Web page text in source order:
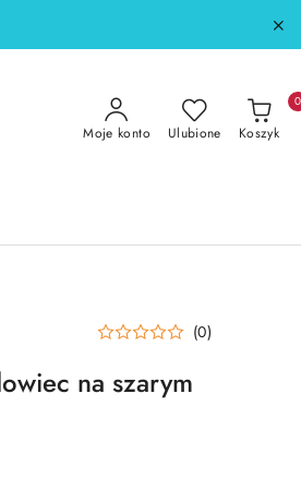
Moje konto Ulubione Koszyk
0
(0)
na szarym